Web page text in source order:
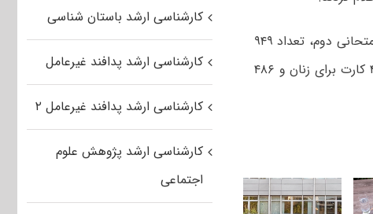
وی افزود: با توجه به تعداد داوطلبان ثبت نام کننده و آمار علاقمندان به رشته امتحانی دوم، تعداد ۹۴۹
هزار و ۹۷۸ کارت ورود به جلسه آزمون صادر شد که از این تعداد ۴۶۳ هزار و ۴۰ کارت برای زنان و ۴۸۶
کارشناسی ارشد باستان شناسی
کارشناسی ارشد پدافند غیرعامل
کارشناسی ارشد پدافند غیرعامل ۲
کارشناسی ارشد پژوهش علوم
اجتماعی